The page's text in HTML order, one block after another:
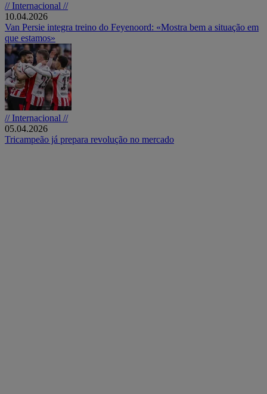
// Internacional //
10.04.2026
Van Persie integra treino do Feyenoord: «Mostra bem a situação em
que estamos»
// Internacional //
05.04.2026
Tricampeão já prepara revolução no mercado